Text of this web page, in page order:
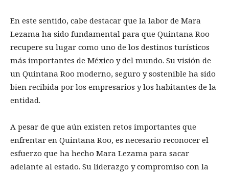
En este sentido, cabe destacar que la labor de Mara
Lezama ha sido fundamental para que Quintana Roo
recupere su lugar como uno de los destinos turísticos
más importantes de México y del mundo. Su visión de
un Quintana Roo moderno, seguro y sostenible ha sido
bien recibida por los empresarios y los habitantes de la
entidad.
A pesar de que aún existen retos importantes que
enfrentar en Quintana Roo, es necesario reconocer el
esfuerzo que ha hecho Mara Lezama para sacar
adelante al estado. Su liderazgo y compromiso con la